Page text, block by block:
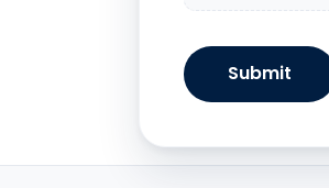
Submit